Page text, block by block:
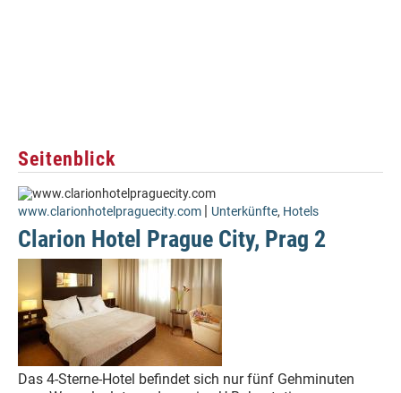
Seitenblick
www.clarionhotelpraguecity.com | Unterkünfte, Hotels
Clarion Hotel Prague City, Prag 2
Das 4-Sterne-Hotel befindet sich nur fünf Gehminuten